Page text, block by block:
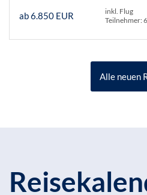
ab 6.850 EUR
inkl. Flug
Teilnehmer:
Alle neuen